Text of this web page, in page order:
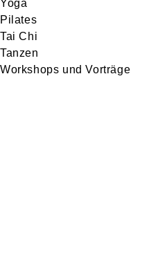
Yoga
Pilates
Tai Chi
Tanzen
Workshops und Vorträge